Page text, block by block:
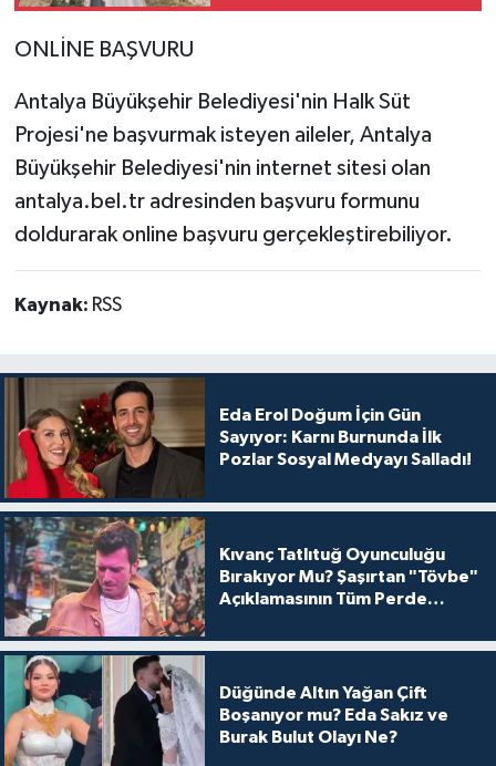
ONLİNE BAŞVURU
Antalya Büyükşehir Belediyesi'nin Halk Süt
Projesi'ne başvurmak isteyen aileler, Antalya
Büyükşehir Belediyesi'nin internet sitesi olan
antalya.bel.tr adresinden başvuru formunu
doldurarak online başvuru gerçekleştirebiliyor.
Kaynak: RSS
Eda Erol Doğum İçin Gün
Sayıyor: Karnı Burnunda İlk
Pozlar Sosyal Medyayı Salladı!
Kıvanç Tatlıtuğ Oyunculuğu
Bırakıyor Mu? Şaşırtan "Tövbe"
Açıklamasının Tüm Perde
Düğünde Altın Yağan Çift
Boşanıyor mu? Eda Sakız ve
Burak Bulut Olayı Ne?